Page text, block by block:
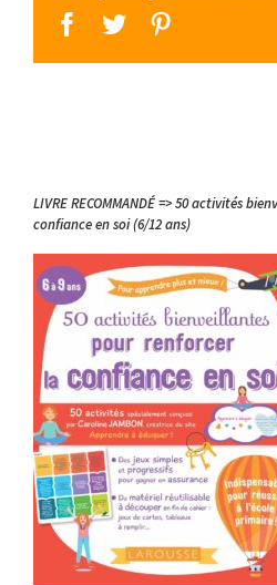
facebook
twitter
LIVRE RECOMMANDÉ => 50 activités
confiance en soi (6/12 ans)